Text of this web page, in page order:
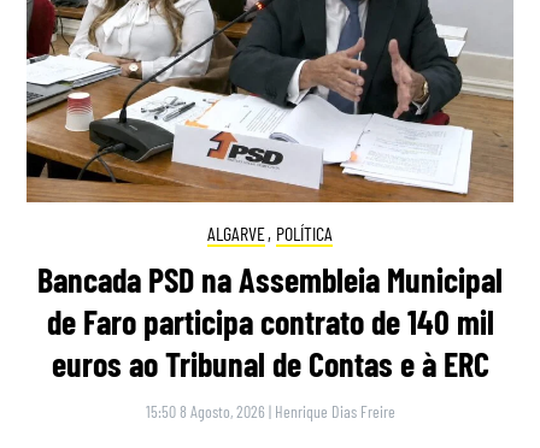
ALGARVE, POLÍTICA
Bancada PSD na Assembleia Municipal
de Faro participa contrato de 140 mil
euros ao Tribunal de Contas e à ERC
15:50 8 Agosto, 2026 | Henrique Dias Freire